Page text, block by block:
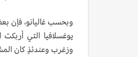
وبحسب غاليانو، فإن
يوغسلافيا التي
وزغرب وعندئذٍ كان